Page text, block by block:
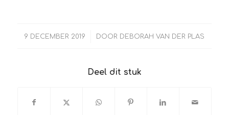
9 DECEMBER 2019
/ DOOR DEBORAH VAN DER PLAS
Deel dit stuk